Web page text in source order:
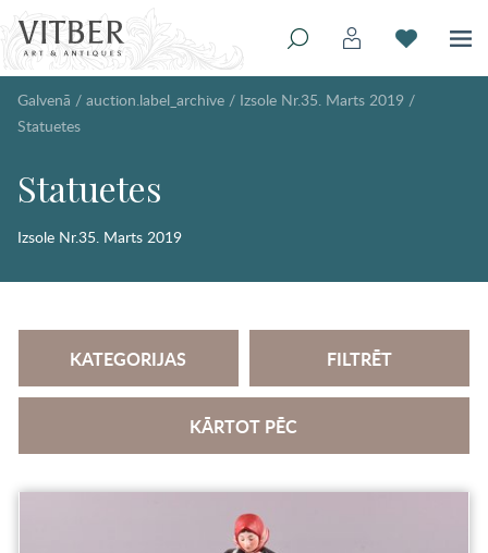
Galvenā / auction.label_archive / Izsole Nr.35. Marts 2019 /
Statuetes
Statuetes
Izsole Nr.35. Marts 2019
KATEGORIJAS FILTRĒT
KĀRTOT PĒC